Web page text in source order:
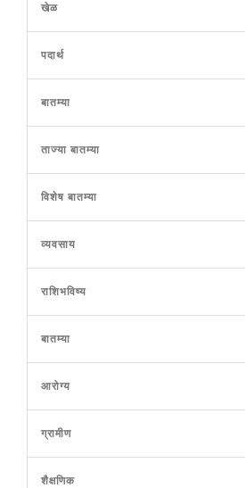
खेळ
पदार्थ
बातम्या
ताज्या बातम्या
विशेष बातम्या
व्यवसाय
राशिभविष्य
बातम्या
आरोग्य
ग्रामीण
शैक्षणिक